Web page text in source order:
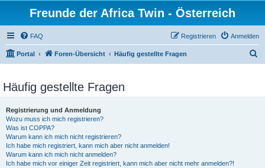
Freunde der Africa Twin - Österreich
FAQ Anmelden
Registrieren
Portal Foren-Übersicht Häufig gestellte Fragen
Häufig gestellte Fragen
Registrierung und Anmeldung
Wozu muss ich mich registrieren?
Was ist COPPA?
Warum kann ich mich nicht registrieren?
Ich habe mich registriert, kann mich aber nicht anmelden!
Warum kann ich mich nicht anmelden?
Ich habe mich vor einiger Zeit registriert, kann mich aber nicht mehr anmelden?!